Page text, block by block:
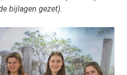
bijlagen gezet).